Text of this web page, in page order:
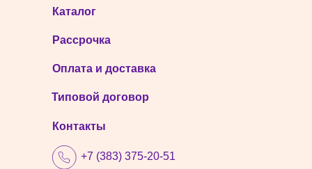
Каталог
Контакты
+7 (383) 375-20-51
Рассрочка
Оплата и доставка
Типовой договор